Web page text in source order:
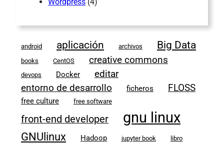
android aplicación archivos Big Data
books CentOS creative commons
devops Docker
editar
entorno de desarrollo
ficheros FLOSS
free culture free software
front-end developer gnu linux
GNUlinux Hadoop jupyter book libro